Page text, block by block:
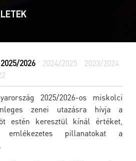
2025/2026 2024/2025
2023/2024
2025/2026-os miskolci
zenei utazásra hívja a
estén keresztül kínál értéket,
emlékezetes pillanatokat a